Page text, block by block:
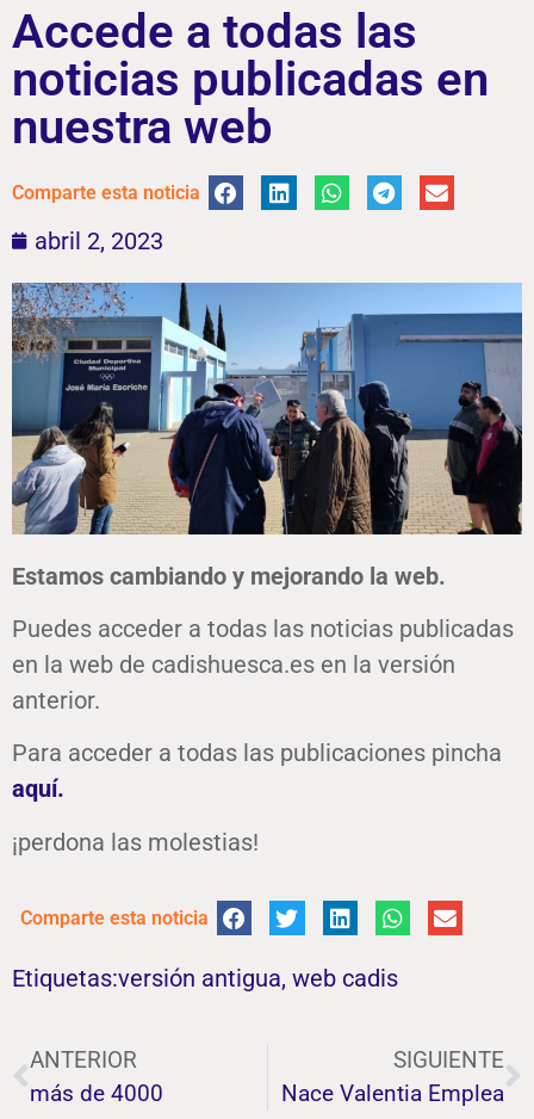
Accede a todas las
noticias publicadas en
nuestra web
Comparte esta noticia
abril 2, 2023
Estamos cambiando y mejorando la web.
Puedes acceder a todas las noticias publicadas
en la web de cadishuesca.es en la versión
anterior.
Para acceder a todas las publicaciones pincha
aquí.
¡perdona las molestias!
Comparte esta noticia
Etiquetas:versión antigua, web cadis
ANTERIOR
más de 4000
SIGUIENTE
Nace Valentia Emplea